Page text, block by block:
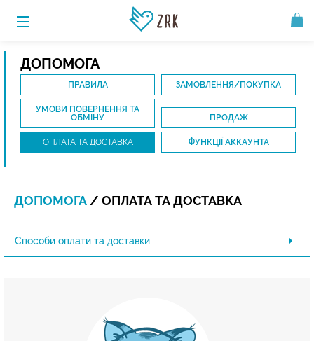
ДОПОМОГА
ПРАВИЛА ЗАМОВЛЕННЯ/ПОКУПКА
УМОВИ ПОВЕРНЕННЯ ТА
ОБМІНУ
ПРОДАЖ
ОПЛАТА ТА ДОСТАВКА ФУНКЦІЇ АККАУНТА
ДОПОМОГА / ОПЛАТА ТА ДОСТАВКА
Способи оплати та доставки